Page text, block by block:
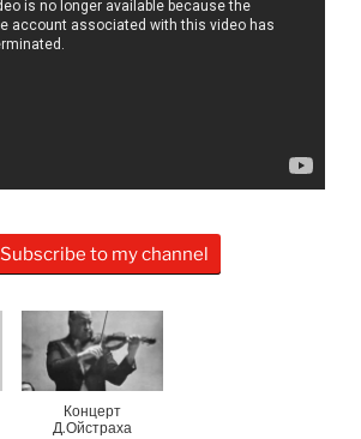
Subscribe to my channel
Концерт
Д.Ойстраха